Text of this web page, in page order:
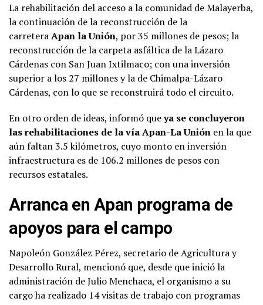
La rehabilitación del acceso a la comunidad de Malayerba,
la continuación de la reconstrucción de la
carreteraApan la Unión, por 35 millones de pesos; la
reconstrucción de la carpeta asfáltica de la Lázaro
Cárdenas con San Juan Ixtilmaco; con una inversión
superior a los 27 millones y la de Chimalpa-Lázaro
Cárdenas, con lo que se reconstruirá todo el circuito.
En otro orden de ideas, informó queya se concluyeron
las rehabilitaciones de la vía Apan-La Unión en la que
aún faltan 3.5 kilómetros, cuyo monto en inversión
infraestructura es de 106.2 millones de pesos con
recursos estatales.
Arranca en Apan programa de
apoyos para el campo
Napoleón González Pérez, secretario de Agricultura y
Desarrollo Rural, mencionó que, desde que inició la
administración de Julio Menchaca, el organismo a su
cargo ha realizado 14 visitas de trabajo con programas